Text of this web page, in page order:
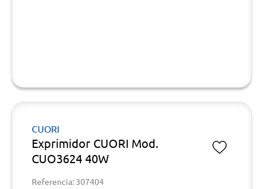
CUORI
Exprimidor CUORI Mod.
CUO3624 40W
Referencia: 307404